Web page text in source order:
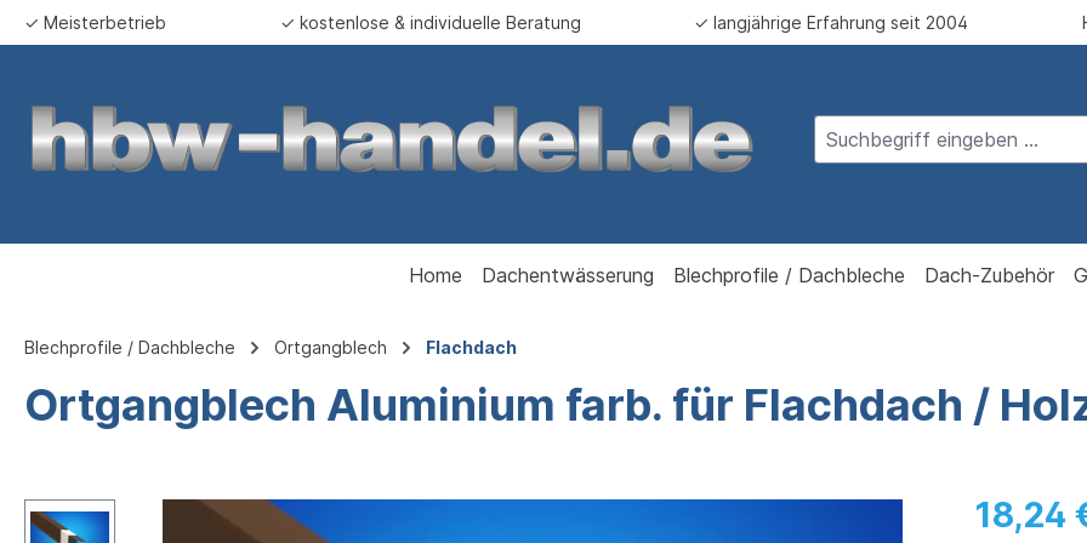
Zur Hauptnavigation springen
✓ Meisterbetrieb ✓ kostenlose & individuelle Beratung ✓ langjährige Erfahrung seit 2004
Home Dachentwässerung Blechprofile / Dachbleche Dach-Zubehör
Blechprofile / Dachbleche Ortgangblech Flachdach
Ortgangblech Aluminium farb. für Flachdach /
Bildergalerie überspringen 18,24